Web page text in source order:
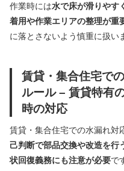
作業時には水で床が滑りやす
着用や作業エリアの整理が重
に落とさないよう慎重に扱い
賃貸・集合住宅で
ルール – 賃貸特有
時の対応
賃貸・集合住宅での水漏れ対
己判断で部品交換や改造を行
状回復義務にも注意が必要で